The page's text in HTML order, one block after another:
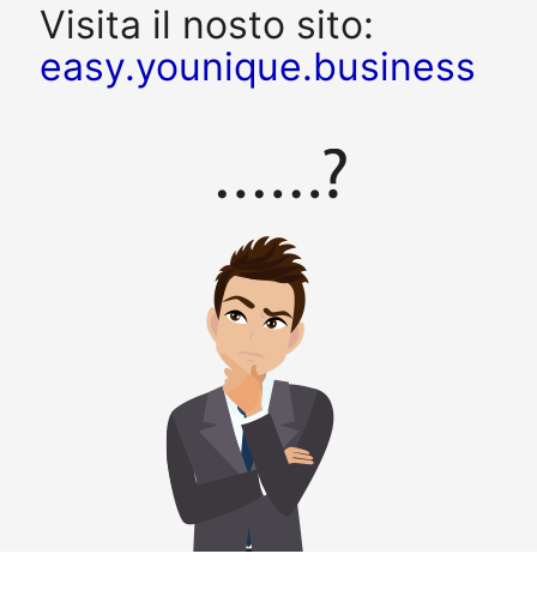
Visita il nosto sito:
easy.younique.business